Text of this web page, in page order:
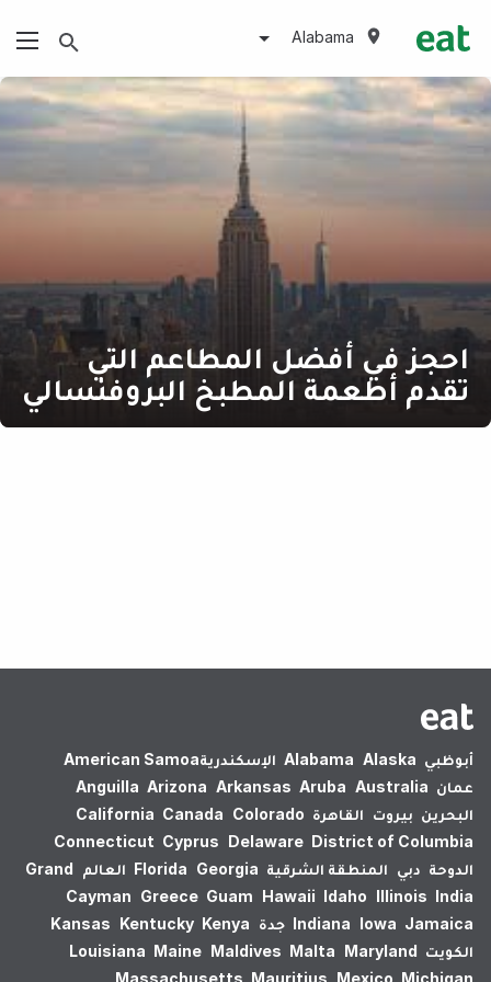
Alabama
احجز في أفضل المطاعم التي
تقدم أطعمة المطبخ البروفنسالي
أبوظبي Alabama Alaska الإسكندرية‎American Samoa
عمان
Anguilla Arizona Arkansas Aruba Australia
البحرين بيروت القاهرة California Canada Colorado
Connecticut Cyprus Delaware District of Columbia
الدوحة دبي المنطقة الشرقية Florida Georgia العالم
Grand
Cayman Greece Guam Hawaii Idaho Illinois India
Indiana Iowa Jamaica جدة Kansas Kentucky Kenya
الكويت
Louisiana Maine Maldives Malta Maryland